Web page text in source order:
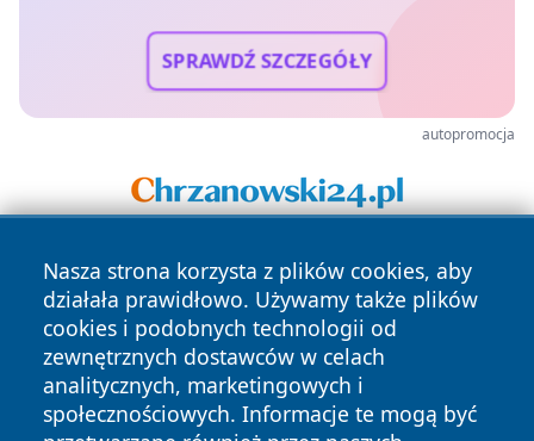
SPRAWDŹ SZCZEGÓŁY
autopromocja
Nasza strona korzysta z plików cookies, aby
działała prawidłowo. Używamy także plików
cookies i podobnych technologii od
zewnętrznych dostawców w celach
analitycznych, marketingowych i
społecznościowych. Informacje te mogą być
Copyright © 2026 wrotatarnowa.pl Wszystkie prawa
zastrzeżone.